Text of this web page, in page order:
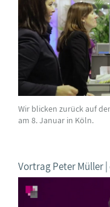
Wir blicken zurück auf
am 8. Januar in Köln.
Vortrag Peter Müller